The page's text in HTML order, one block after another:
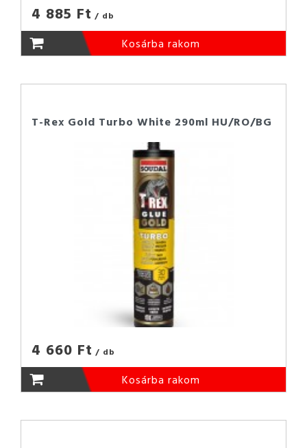
4 885 Ft / db
Kosárba rakom
T-Rex Gold Turbo White 290ml HU/RO/BG
4 660 Ft / db
Kosárba rakom